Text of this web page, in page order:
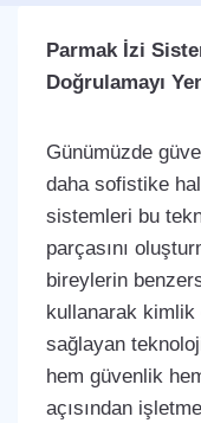
Parmak İzi
Doğrulamayı
Günümüzde
daha sofistike
sistemleri bu
parçasını
bireylerin
kullanarak
sağlayan
hem güvenlik
açısından